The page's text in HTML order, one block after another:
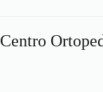
Centro